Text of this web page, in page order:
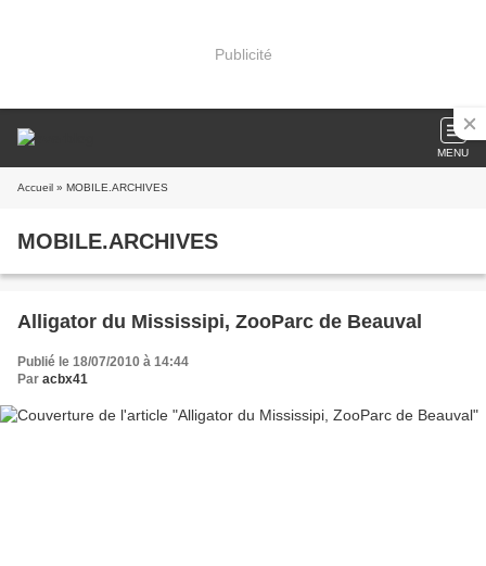
Publicité
MENU
Accueil » MOBILE.ARCHIVES
MOBILE.ARCHIVES
Alligator du Mississipi, ZooParc de Beauval
Publié le 18/07/2010 à 14:44
Par acbx41